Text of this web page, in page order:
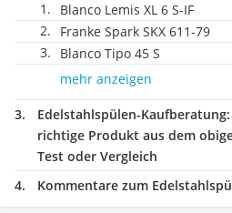
Blanco Lemis XL 6 S-IF
Franke Spark SKX 611-79
Blanco Tipo 45 S
mehr anzeigen
Edelstahlspülen-Kaufberatung
richtige Produkt aus dem
Test oder Vergleich
Kommentare zum